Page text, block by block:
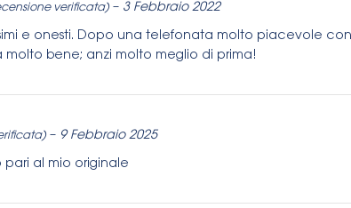
verificata) – 3 Febbraio 2022
e onesti. Dopo una telefonata molto piacevole
molto bene; anzi molto meglio di prima!
– 9 Febbraio 2025
al mio originale